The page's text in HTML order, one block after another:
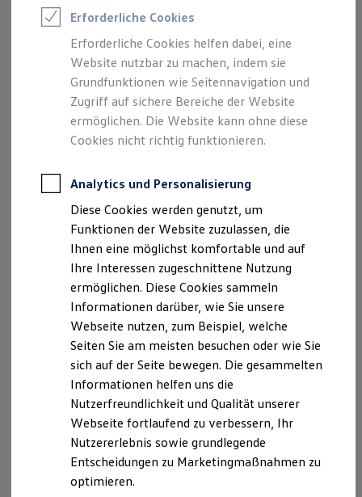
Digitaler Marktplatz
Kauf & Finanzierung
Online-Fahrzeugbewertung
Aktionen & Angebote
E-Auto-Förderung
Für Privatkunden
Für Gewerbekunden
Profi Paket
TopDeal
Zertifizierte Gebrauchtwagen
Für Privatkunden
Für Gewerbekunden
Leasing
Für Privatkunden
Für Gewerbekunden
Versicherungen & Garantien
Garantien
Kfz-Versicherung für Nutzfahrzeuge
Restschuldversicherung
Wartungsverträge
Besitzer & Service
Reparatur & Service
Sommer-Special
Reparatur, Pflege & Inspektion
Servicetermin anfragen
Service-Vorteile bei Volkswagen Nutzfahrzeuge
ServicePlus
Economy Service
Räder & Reifen Service
Ersatzfahrzeuge
Impressum
Datenschutzerklärung
Impressum
Halbac-Autohaus-GmbH
In den Langen Stücken 1
38820 Halberstadt
USt-Id-Nr.: DE 296 868 139
Vertreten durch die Geschäftsführer:
Holger Paschke
Registereintrag:
Registergericht: Amtsgericht Stendal
Registernummer: HRB 21178
Erforderliche Cookies
Erforderliche Cookies helfen dabei, eine
Website nutzbar zu machen, indem sie
Grundfunktionen wie Seitennavigation und
Zugriff auf sichere Bereiche der Website
ermöglichen. Die Website kann ohne diese
Cookies nicht richtig funktionieren.
Analytics und Personalisierung
Diese Cookies werden genutzt, um
Funktionen der Website zuzulassen, die
Ihnen eine möglichst komfortable und auf
Ihre Interessen zugeschnittene Nutzung
ermöglichen. Diese Cookies sammeln
Informationen darüber, wie Sie unsere
Webseite nutzen, zum Beispiel, welche
Seiten Sie am meisten besuchen oder wie Sie
sich auf der Seite bewegen. Die gesammelten
Informationen helfen uns die
Nutzerfreundlichkeit und Qualität unserer
Webseite fortlaufend zu verbessern, Ihr
Nutzererlebnis sowie grundlegende
Entscheidungen zu Marketingmaßnahmen zu
optimieren.